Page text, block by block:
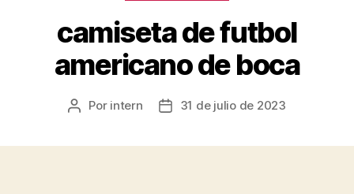
camiseta de futbol
americano de boca
Autor
Por intern
Fecha31 de julio de 2023